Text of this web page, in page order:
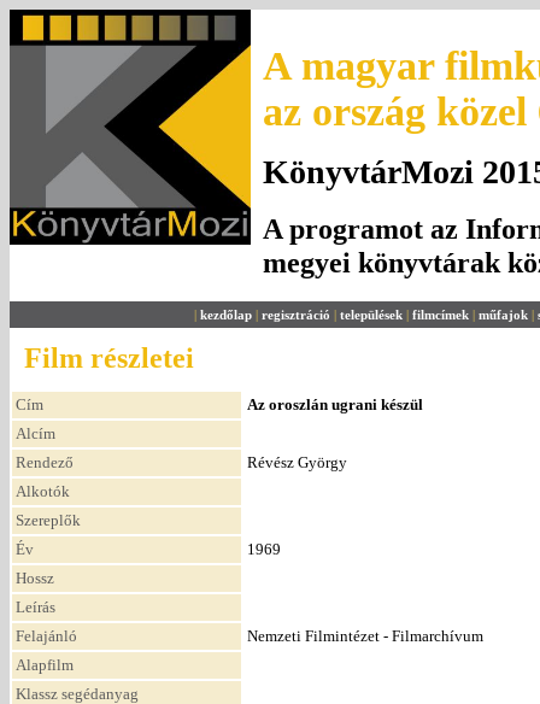
A magyar
az ország
KönyvtárMozi
A programot az
megyei könyvtárak
| kezdőlap | regisztráció | települések | filmcímek | műfajok |
Film részletei
Cím
Az oroszlán ugrani készül
Alcím
Rendező
Révész György
Alkotók
Szereplők
Év
1969
Hossz
Leírás
Felajánló
Nemzeti Filmintézet - Filmarchívum
Alapfilm
Klassz segédanyag